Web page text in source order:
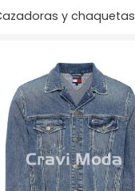
cazadoras y chaquetas